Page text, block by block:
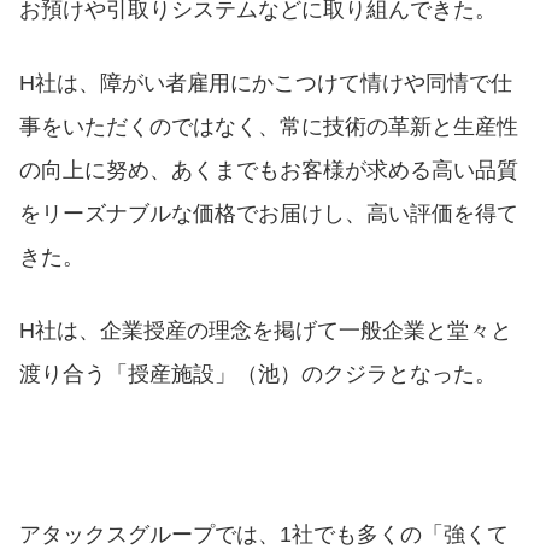
お預けや引取りシステムなどに取り組んできた。
H社は、障がい者雇用にかこつけて情けや同情で仕
事をいただくのではなく、常に技術の革新と生産性
の向上に努め、あくまでもお客様が求める高い品質
をリーズナブルな価格でお届けし、高い評価を得て
きた。
H社は、企業授産の理念を掲げて一般企業と堂々と
渡り合う「授産施設」（池）のクジラとなった。
アタックスグループでは、1社でも多くの「強くて